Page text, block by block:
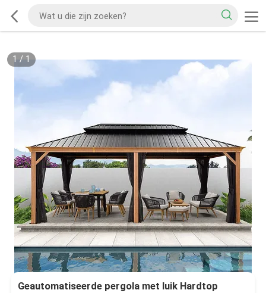
1 / 1
Geautomatiseerde pergola met luik Hardtop